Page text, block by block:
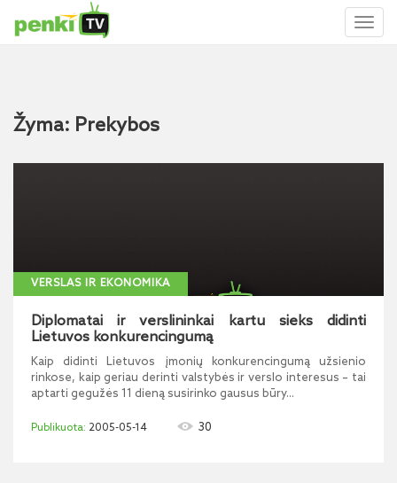
Žyma: Prekybos
VERSLAS IR EKONOMIKA
Diplomatai ir verslininkai kartu sieks didinti
Lietuvos konkurencingumą
Kaip didinti Lietuvos įmonių konkurencingumą užsienio
rinkose, kaip geriau derinti valstybės ir verslo interesus – tai
aptarti gegužės 11 dieną susirinko gausus būry...
2005-05-14 30